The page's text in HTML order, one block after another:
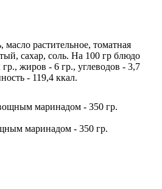
растительное, томатная
сахар, соль. На 100 гр блюдо
жиров - 6 гр., углеводов - 3,7
- 119,4 ккал.
маринадом - 350 гр.